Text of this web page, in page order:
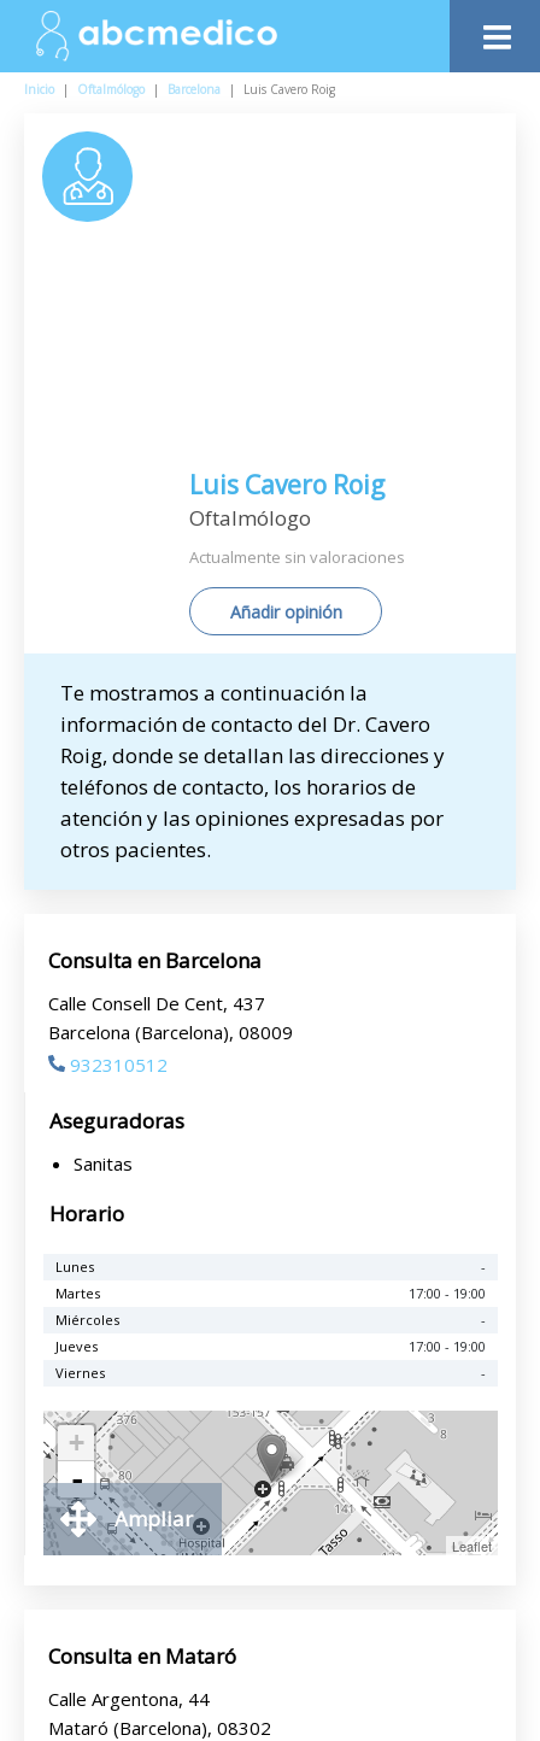
Inicio | Oftalmólogo | Barcelona | Luis Cavero Roig
Luis Cavero Roig
Oftalmólogo
Actualmente sin valoraciones
Añadir opinión
Te mostramos a continuación la
información de contacto del Dr. Cavero
Roig, donde se detallan las direcciones y
teléfonos de contacto, los horarios de
atención y las opiniones expresadas por
otros pacientes.
Consulta en Barcelona
Calle Consell De Cent, 437
Barcelona (Barcelona), 08009
932310512
Aseguradoras
Sanitas
Horario
Lunes
-
Martes
17:00 - 19:00
Miércoles
-
Jueves
17:00 - 19:00
Viernes
-
+
-
Leaflet
Ampliar
Consulta en Mataró
Calle Argentona, 44
Mataró (Barcelona), 08302